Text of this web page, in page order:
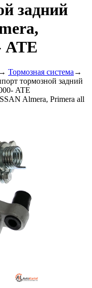
задний
ATE
→ Тормозная система →
тормозной задний
ATE
Almera, Primera all